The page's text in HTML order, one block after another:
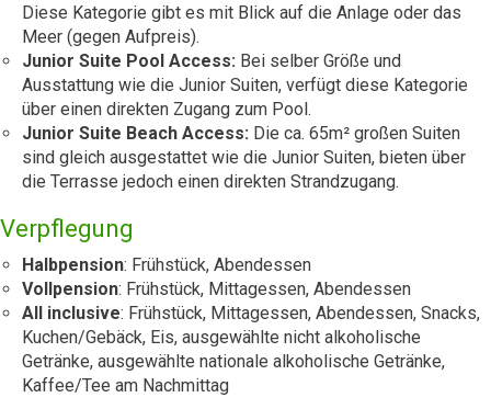
Diese Kategorie gibt es mit Blick auf die Anlage oder das
Meer (gegen Aufpreis).
Junior Suite Pool Access: Bei selber Größe und
Ausstattung wie die Junior Suiten, verfügt diese Kategorie
über einen direkten Zugang zum Pool.
Junior Suite Beach Access: Die ca. 65m² großen Suiten
sind gleich ausgestattet wie die Junior Suiten, bieten über
die Terrasse jedoch einen direkten Strandzugang.
Verpflegung
Halbpension: Frühstück, Abendessen
Vollpension: Frühstück, Mittagessen, Abendessen
All inclusive: Frühstück, Mittagessen, Abendessen, Snacks,
Kuchen/Gebäck, Eis, ausgewählte nicht alkoholische
Getränke, ausgewählte nationale alkoholische Getränke,
Kaffee/Tee am Nachmittag